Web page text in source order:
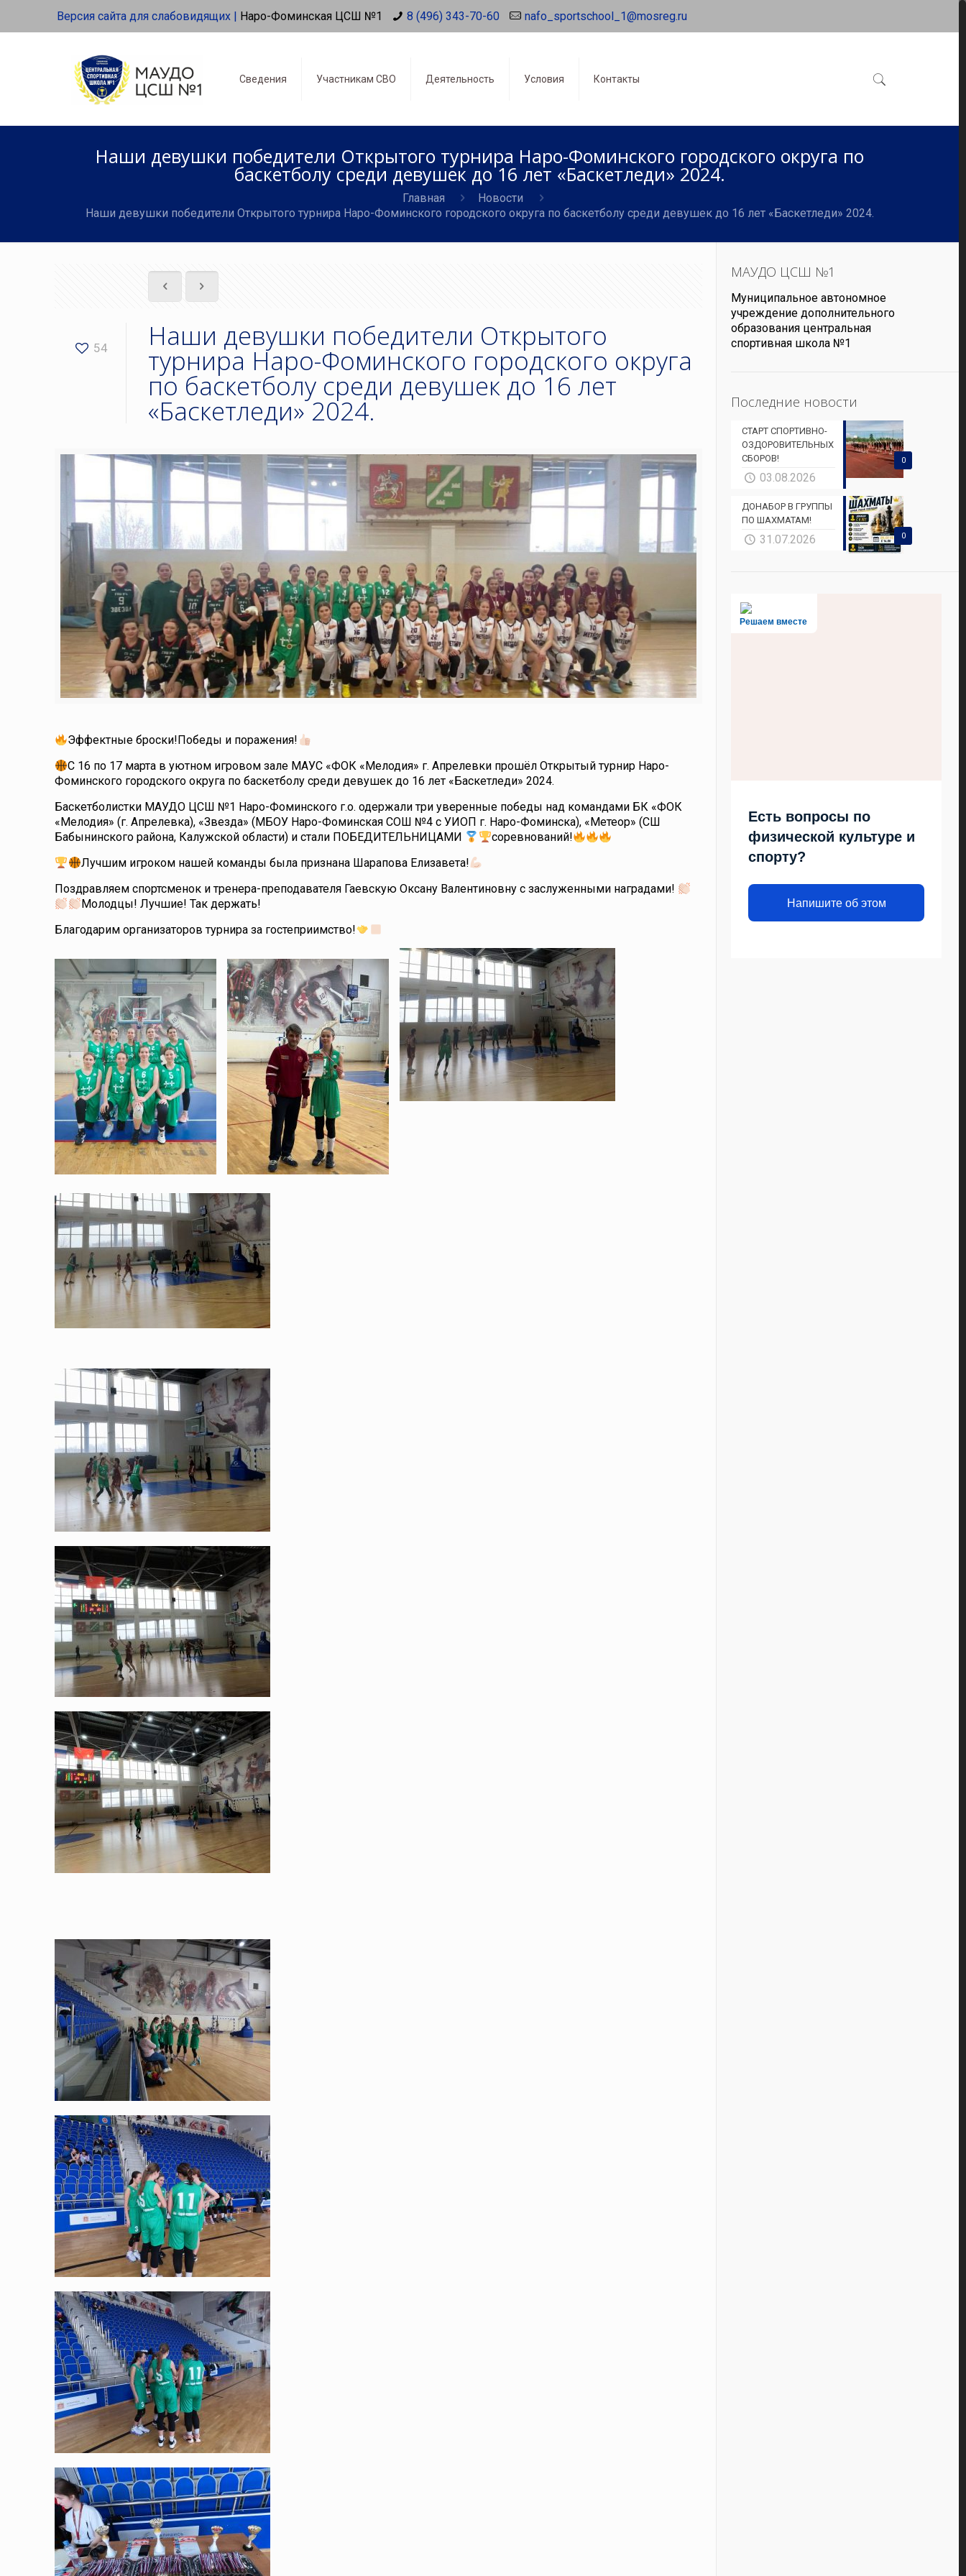
Версия сайта для слабовидящих | Наро-Фоминская ЦСШ №1 8 (496) 343-70-60 nafo_sportschool_1@mosreg.ru
Сведения Участникам СВО Деятельность Условия Контакты
Наши девушки победители Открытого турнира Наро-Фоминского городского округа по
баскетболу среди девушек до 16 лет «Баскетледи» 2024.
Главная
Новости
Наши девушки победители Открытого турнира Наро-Фоминского городского округа по баскетболу среди девушек до 16 лет «Баскетледи» 2024.
54 Наши девушки победители Открытого
турнира Наро-Фоминского городского округа
по баскетболу среди девушек до 16 лет
«Баскетледи» 2024.
Эффектные броски!Победы и поражения!
С 16 по 17 марта в уютном игровом зале МАУС «ФОК «Мелодия» г. Апрелевки прошёл Открытый турнир Наро-
Фоминского городского округа по баскетболу среди девушек до 16 лет «Баскетледи» 2024.
Баскетболистки МАУДО ЦСШ №1 Наро-Фоминского г.о. одержали три уверенные победы над командами БК «ФОК
«Мелодия» (г. Апрелевка), «Звезда» (МБОУ Наро-Фоминская СОШ №4 с УИОП г. Наро-Фоминска), «Метеор» (СШ
Бабынинского района, Калужской области) и стали ПОБЕДИТЕЛЬНИЦАМИ
соревнований!
Лучшим игроком нашей команды была признана Шарапова Елизавета!
Поздравляем спортсменок и тренера-преподавателя Гаевскую Оксану Валентиновну с заслуженными наградами!
Молодцы! Лучшие! Так держать!
Благодарим организаторов турнира за гостеприимство!
МАУДО ЦСШ №1
Муниципальное автономное
учреждение дополнительного
образования центральная
спортивная школа №1
Последние новости
0
СТАРТ СПОРТИВНО-
ОЗДОРОВИТЕЛЬНЫХ
СБОРОВ!
03.08.2026
0
ДОНАБОР В ГРУППЫ
ПО ШАХМАТАМ!
31.07.2026
Решаем вместе
Есть вопросы по
физической культуре и
спорту?
Напишите об этом